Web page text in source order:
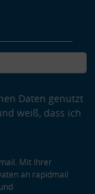
Daten genutzt
weiß, dass ich
Mit Ihrer
an rapidmail
und